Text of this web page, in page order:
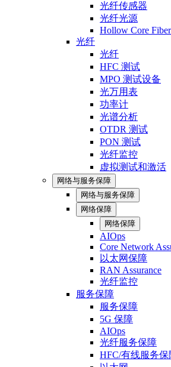
光纤传感器
光纤光源
Hollow Core
光纤
光纤
HFC 测试
MPO 测试设备
光万用表
功率计
光谱分析
OTDR 测试
PON 测试
光纤监控
虚拟测试和激活
网络与服务保障
网络与服务保障
网络保障
网络保障
AIOps
Core Network
以太网保障
RAN Assurance
光纤监控
服务保障
服务保障
5G 保障
AIOps
光纤服务保障
HFC/有线服务保